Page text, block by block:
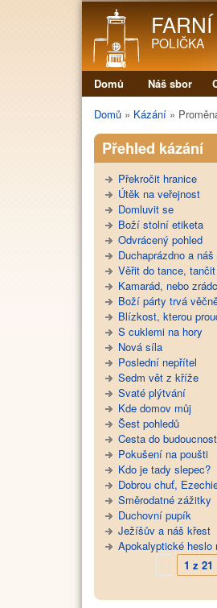
POLIČKA
Hlavní menu
Domů Náš sbor
Jste zde
Domů » Kázání »
Přehled kázání
Překročit hranice
Útěk na veřejnost
Domluvit se
Boží stolní etiketa
Odvrácený pohled
Duchaprázdno a
Věřit do tance,
Kamarád, nebo
Boží párty trvá
Blízkost, kterou
S cuklemi na hory
Nová síla
Poslední nepřítel
Sedm vět z kříže
Svaté plýtvání
Kde domov můj
Šest pohledů
Cesta do
Pokušení na poušti
Kdo je tady slepec?
Dobrou chuť,
Směrodatné zážitky
Duchovní pupík
Ježíšův a náš křest
Apokalyptické heslo
1 z 21